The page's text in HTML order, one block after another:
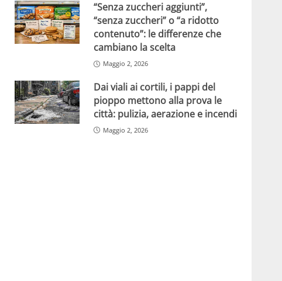
“Senza zuccheri aggiunti”,
“senza zuccheri” o “a ridotto
contenuto”: le differenze che
cambiano la scelta
Maggio 2, 2026
Dai viali ai cortili, i pappi del
pioppo mettono alla prova le
città: pulizia, aerazione e incendi
Maggio 2, 2026